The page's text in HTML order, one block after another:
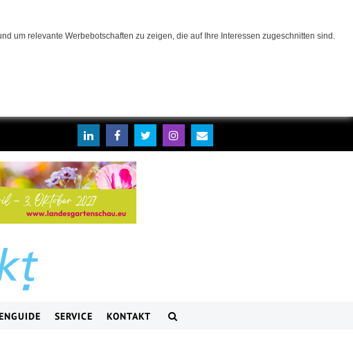
um relevante Werbebotschaften zu zeigen, die auf Ihre Interessen zugeschnitten sind.
SERVICE KONTAKT